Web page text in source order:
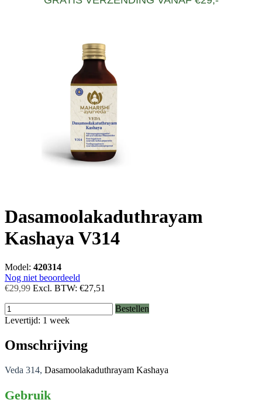
Dasamoolakaduthrayam
Kashaya V314
Model: 420314
Nog niet beoordeeld
€29,99 Excl. BTW: €27,51
Bestellen
Levertijd: 1 week
Omschrijving
Veda 314, Dasamoolakaduthrayam Kashaya
Gebruik